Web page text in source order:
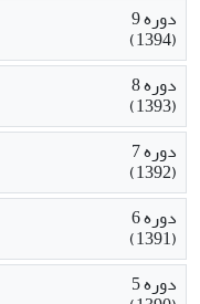
دوره 9
(1394)
دوره 8
(1393)
دوره 7
(1392)
دوره 6
(1391)
دوره 5